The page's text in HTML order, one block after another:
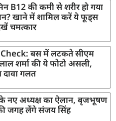
B12 की कमी से शरीर हो गया
खाने में शामिल करें ये फूड्स
चमत्कार
बस में लटकते सीएम
शर्मा की ये फोटो असली,
गलत
नए अध्यक्ष का ऐलान, बृजभूषण
जगह लेंगे संजय सिंह